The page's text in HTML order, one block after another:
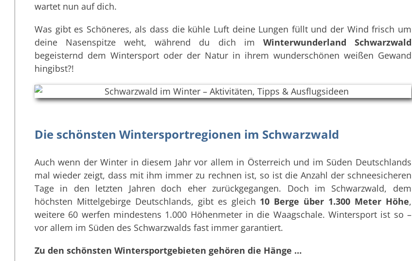
wartet nun auf dich.
Was gibt es Schöneres, als dass die kühle Luft deine Lungen füllt und der Wind frisch um
deine Nasenspitze weht, während du dich im Winterwunderland Schwarzwald
begeisternd dem Wintersport oder der Natur in ihrem wunderschönen weißen Gewand
hingibst?!
Die schönsten Wintersportregionen im Schwarzwald
Auch wenn der Winter in diesem Jahr vor allem in Österreich und im Süden Deutschlands
mal wieder zeigt, dass mit ihm immer zu rechnen ist, so ist die Anzahl der schneesicheren
Tage in den letzten Jahren doch eher zurückgegangen. Doch im Schwarzwald, dem
höchsten Mittelgebirge Deutschlands, gibt es gleich 10 Berge über 1.300 Meter Höhe,
weitere 60 werfen mindestens 1.000 Höhenmeter in die Waagschale. Wintersport ist so –
vor allem im Süden des Schwarzwalds fast immer garantiert.
Zu den schönsten Wintersportgebieten gehören die Hänge …